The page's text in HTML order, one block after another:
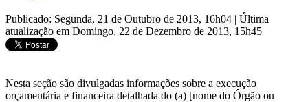
Publicado: Segunda, 21 de Outubro de 2013, 16h04 | Última
atualização em Domingo, 22 de Dezembro de 2013, 15h45
Nesta seção são divulgadas informações sobre a execução
orçamentária e financeira detalhada do (a) [nome do Órgão ou